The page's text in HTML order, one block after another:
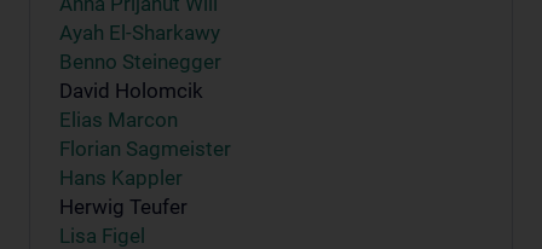
Ayah El-Sharkawy
Benno Steinegger
David Holomcik
Elias Marcon
Florian Sagmeister
Hans Kappler
Herwig Teufer
Lisa Figel